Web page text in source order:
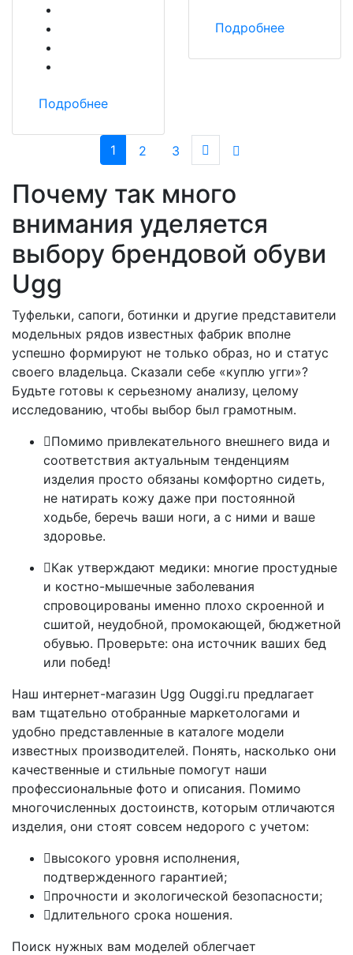
Подробнее
Подробнее
1 (current)
2 3 Next
Почему так много
внимания уделяется
выбору брендовой обуви
Ugg
Туфельки, сапоги, ботинки и другие представители
модельных рядов известных фабрик вполне
успешно формируют не только образ, но и статус
своего владельца. Сказали себе «куплю угги»?
Будьте готовы к серьезному анализу, целому
исследованию, чтобы выбор был грамотным.
Помимо привлекательного внешнего вида и
соответствия актуальным тенденциям
изделия просто обязаны комфортно сидеть,
не натирать кожу даже при постоянной
ходьбе, беречь ваши ноги, а с ними и ваше
здоровье.
Как утверждают медики: многие простудные
и костно-мышечные заболевания
спровоцированы именно плохо скроенной и
сшитой, неудобной, промокающей, бюджетной
обувью. Проверьте: она источник ваших бед
или побед!
Наш интернет-магазин Ugg Ouggi.ru предлагает
вам тщательно отобранные маркетологами и
удобно представленные в каталоге модели
известных производителей. Понять, насколько они
качественные и стильные помогут наши
профессиональные фото и описания. Помимо
многочисленных достоинств, которым отличаются
изделия, они стоят совсем недорого с учетом:
высокого уровня исполнения,
подтвержденного гарантией;
прочности и экологической безопасности;
длительного срока ношения.
Поиск нужных вам моделей облегчает